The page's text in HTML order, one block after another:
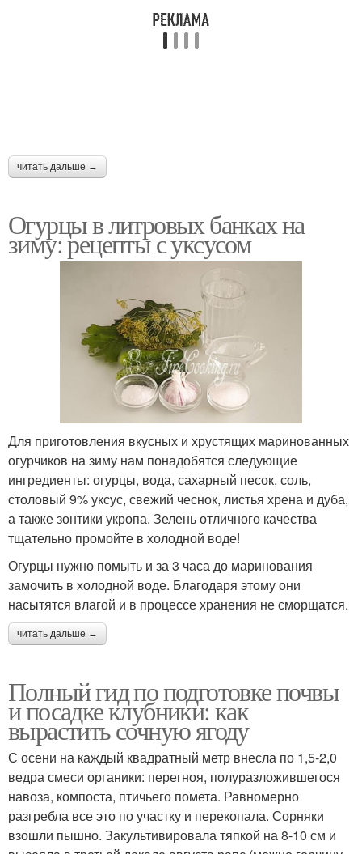
читать дальше →
Огурцы в литровых банках на
зиму: рецепты с уксусом
Для приготовления вкусных и хрустящих маринованных
огурчиков на зиму нам понадобятся следующие
ингредиенты: огурцы, вода, сахарный песок, соль,
столовый 9% уксус, свежий чеснок, листья хрена и дуба,
а также зонтики укропа. Зелень отличного качества
тщательно промойте в холодной воде!
Огурцы нужно помыть и за 3 часа до маринования
замочить в холодной воде. Благодаря этому они
насытятся влагой и в процессе хранения не сморщатся.
читать дальше →
Полный гид по подготовке почвы
и посадке клубники: как
вырастить сочную ягоду
С осени на каждый квадратный метр внесла по 1,5-2,0
ведра смеси органики: перегноя, полуразложившегося
навоза, компоста, птичьего помета. Равномерно
разгребла все это по участку и перекопала. Сорняки
взошли пышно. Закультивировала тяпкой на 8-10 см и